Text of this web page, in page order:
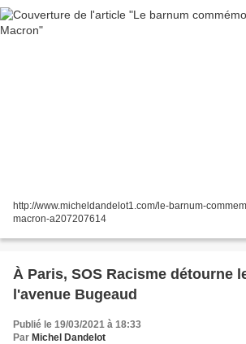
http://www.micheldandelot1.com/le-barnum-
macron-a207207614
À Paris, SOS Racisme détourne
l'avenue Bugeaud
Publié le 19/03/2021 à 18:33
Par Michel Dandelot